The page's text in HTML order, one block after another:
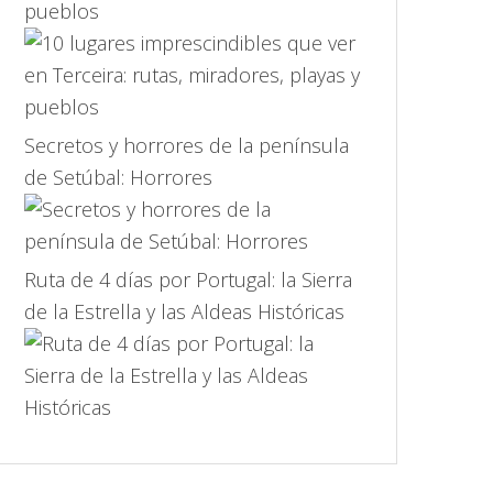
pueblos
Secretos y horrores de la península
de Setúbal: Horrores
Ruta de 4 días por Portugal: la Sierra
de la Estrella y las Aldeas Históricas